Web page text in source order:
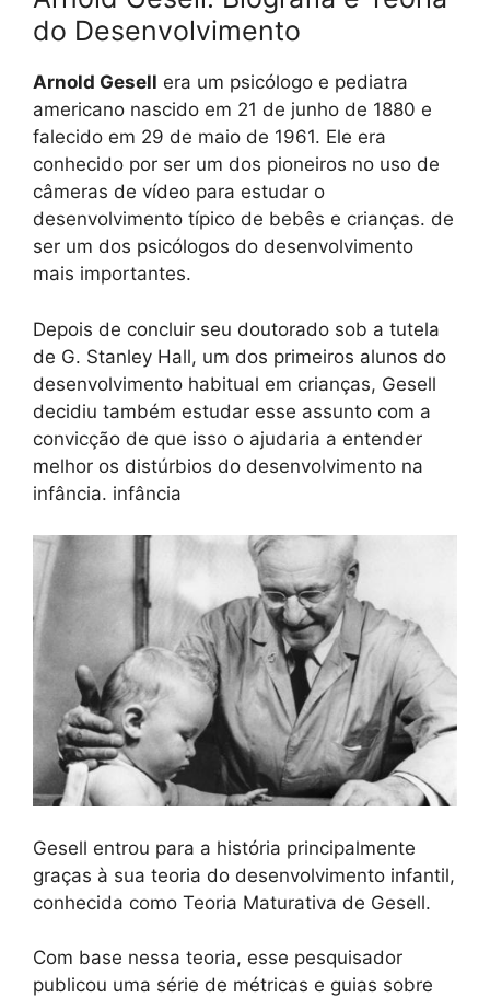
do Desenvolvimento
Arnold Gesell era um psicólogo e pediatra
americano nascido em 21 de junho de 1880 e
falecido em 29 de maio de 1961. Ele era
conhecido por ser um dos pioneiros no uso de
câmeras de vídeo para estudar o
desenvolvimento típico de bebês e crianças. de
ser um dos psicólogos do desenvolvimento
mais importantes.
Depois de concluir seu doutorado sob a tutela
de G. Stanley Hall, um dos primeiros alunos do
desenvolvimento habitual em crianças, Gesell
decidiu também estudar esse assunto com a
convicção de que isso o ajudaria a entender
melhor os distúrbios do desenvolvimento na
infância. infância
Gesell entrou para a história principalmente
graças à sua teoria do desenvolvimento infantil,
conhecida como Teoria Maturativa de Gesell.
Com base nessa teoria, esse pesquisador
publicou uma série de métricas e guias sobre